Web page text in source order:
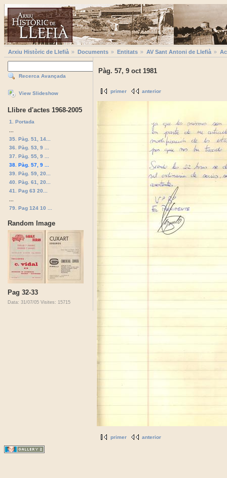
Arxiu Històric de Llefià Documents Entitats AV Sant Antoni de Llefià
Recerca Avançada
View Slideshow
Llibre d'actes 1968-2005
1. Portada
35. Pàg. 51, 14...
36. Pàg. 53, 9 ...
37. Pàg. 55, 9 ...
38. Pàg. 57, 9 ...
39. Pàg. 59, 20...
40. Pàg. 61, 20...
41. Pag 63 20...
79. Pag 124 10 ...
Random Image
Pag 32-33
Data: 31/07/05 Visites: 15715
Pàg. 57, 9 oct 1981
primer anterior
primer anterior